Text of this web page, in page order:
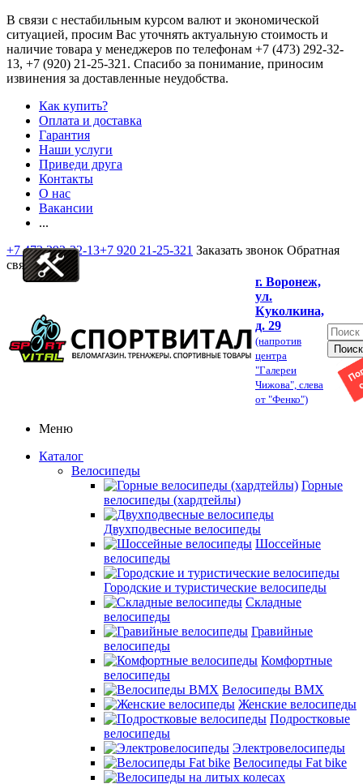
В связи с нестабильным курсом валют и экономической
ситуацией, просим Вас уточнять актуальную стоимость и
наличие товара у менеджеров по телефонам +7 (473) 292-32-
13, +7 (920) 21-25-321 . Спасибо за понимание, приносим
извинения за доставленные неудобства.
Как купить?
Оплата и доставка
Гарантия
Наши услуги
Приведи друга
Контакты
О нас
Вакансии
...
+7 473 292-32-13+7 920 21-25-321 Заказать звонок Обратная
связь
г. Воронеж,
ул.
Куколкина,
д. 29
(напротив
центра
"Галереи
Чижова", слева
от "Фенко")
Меню
Каталог
Велосипеды
Горные
велосипеды (хардтейлы)
Двухподвесные велосипеды
Шоссейные
велосипеды
Городские и туристические велосипеды
Складные
велосипеды
Гравийные
велосипеды
Комфортные
велосипеды
Велосипеды BMX
Женские велосипеды
Подростковые
велосипеды
Электровелосипеды
Велосипеды Fat bike